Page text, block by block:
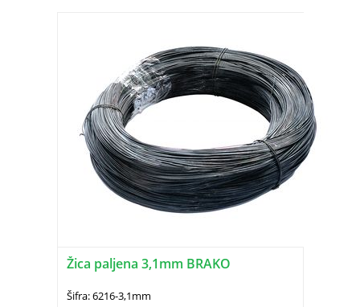
Žica paljena 3,1mm BRAKO
Šifra: 6216-3,1mm